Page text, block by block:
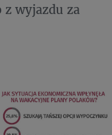
z wyjazdu za